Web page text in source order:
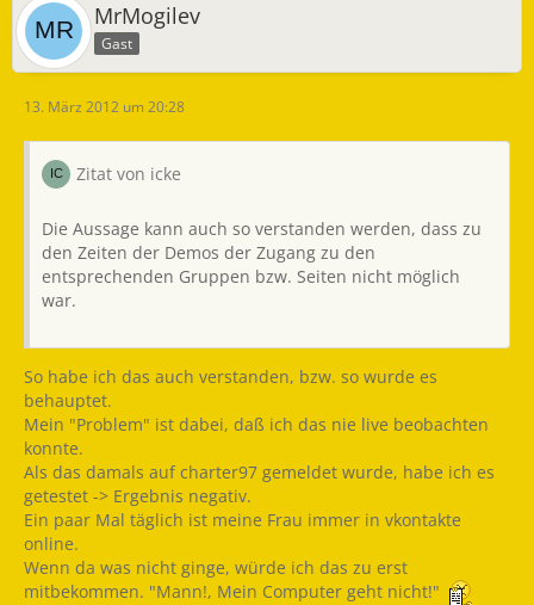
MrMogilev
Gast
13. März 2012 um 20:28
Zitat von icke
Die Aussage kann auch so verstanden werden, dass zu
den Zeiten der Demos der Zugang zu den
entsprechenden Gruppen bzw. Seiten nicht möglich
war.
So habe ich das auch verstanden, bzw. so wurde es
behauptet.
Mein "Problem" ist dabei, daß ich das nie live beobachten
konnte.
Als das damals auf charter97 gemeldet wurde, habe ich es
getestet -> Ergebnis negativ.
Ein paar Mal täglich ist meine Frau immer in vkontakte
online.
Wenn da was nicht ginge, würde ich das zu erst
mitbekommen. "Mann!, Mein Computer geht nicht!"